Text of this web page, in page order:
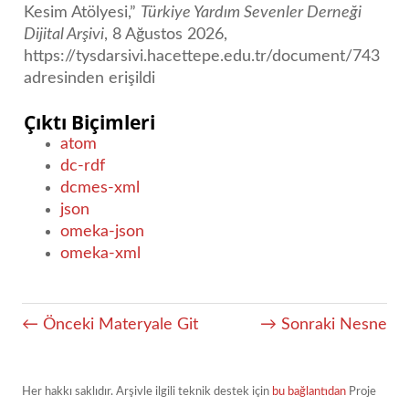
Kesim Atölyesi,” Türkiye Yardım Sevenler Derneği
Dijital Arşivi, 8 Ağustos 2026,
https://tysdarsivi.hacettepe.edu.tr/document/743
adresinden erişildi
Çıktı Biçimleri
atom
dc-rdf
dcmes-xml
json
omeka-json
omeka-xml
← Önceki Materyale Git → Sonraki Nesne
Her hakkı saklıdır. Arşivle ilgili teknik destek için bu bağlantıdanProje